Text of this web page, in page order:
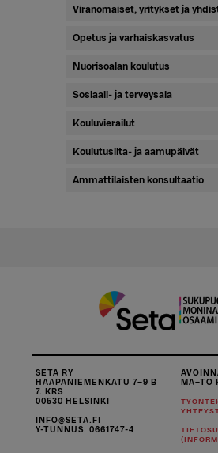
Viranomaiset, yritykset ja
Opetus ja varhaiskasvatus
Nuorisoalan koulutus
Sosiaali- ja terveysala
Kouluvierailut
Koulutusilta- ja aamupäivät
Ammattilaisten konsultaatio
SETA RY
HAAPANIEMENKATU 7–9 B
7. KRS
00530 HELSINKI
INFO@SETA.FI
Y-TUNNUS: 0661747-4
MA–TO